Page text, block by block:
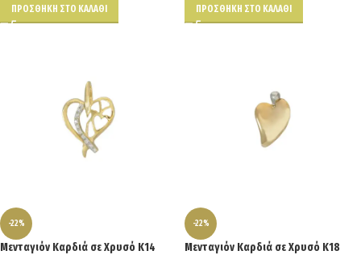
ΠΡΟΣΘΉΚΗ ΣΤΟ ΚΑΛΆΘΙ ΠΡΟΣΘΉΚΗ ΣΤΟ ΚΑΛΆΘΙ
-22%
Μενταγιόν Καρδιά σε Χρυσό Κ14
-22%
Μενταγιόν Καρδιά σε Χρυσό Κ18